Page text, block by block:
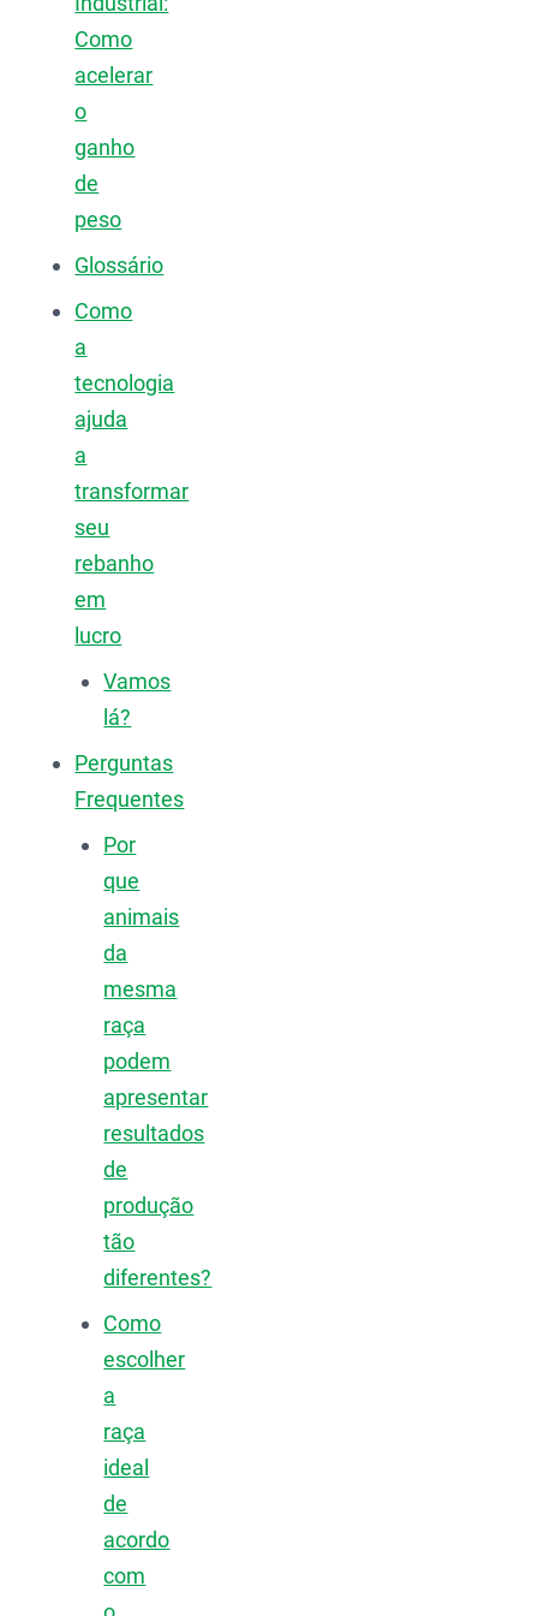
Como
acelerar
o
ganho
de
peso
Glossário
Como
a
tecnologia
ajuda
a
transformar
seu
rebanho
em
lucro
Vamos
lá?
Perguntas
Frequentes
Por
que
animais
da
mesma
raça
podem
apresentar
resultados
de
produção
tão
diferentes?
Como
escolher
a
raça
ideal
de
acordo
com